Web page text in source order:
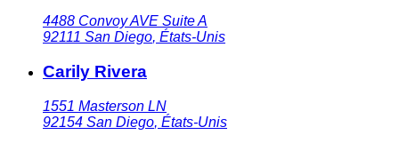
4488 Convoy AVE Suite A
92111 San Diego, États-Unis
Carily Rivera
1551 Masterson LN
92154 San Diego, États-Unis